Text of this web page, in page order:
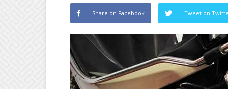
Share on Facebook Tweet on